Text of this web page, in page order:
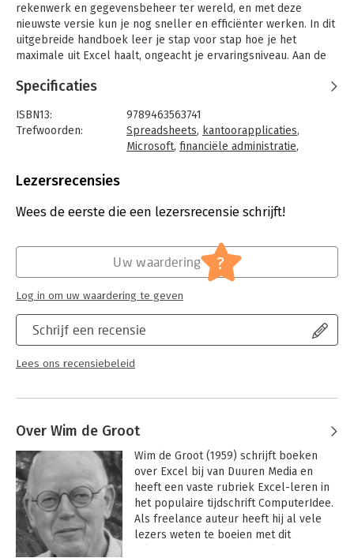
rekenwerk en gegevensbeheer ter wereld, en met deze
nieuwste versie kun je nog sneller en efficiënter werken. In dit
uitgebreide handboek leer je stap voor stap hoe je het
maximale uit Excel haalt, ongeacht je ervaringsniveau. Aan de
hoe je met minimale inspanning gegevens kunt beheren,
kunt maken.
Bijna de helft van het boek is gewijd aan de dertig meest
met de krachtige rekentools. Daarnaast leer je hoe je
afdrukken. Speciale aandacht gaat uit naar voorwaardelijke
wie nog sneller wil werken, biedt het boek handige
Met de gratis te downloaden oefenbestanden kun je je
vaardigheden verder ontwikkelen. Dit boek biedt alle tools om
je Excel-vaardigheden te verbeteren.
Specificaties
ISBN13:
9789463563741
Trefwoorden:
Spreadsheets, kantoorapplicaties,
Microsoft, financiële administratie,
Taal:
Aantal pagina's:
448
Verschijningsdatum:
29-1-2025
Hoofdrubriek:
Serie:
Handboek
Lezersrecensies
Wees de eerste die een lezersrecensie schrijft!
Schrijf een recensie
Lees ons recensiebeleid
Uw waardering ?
Log in om uw waardering te geven
Over Wim de Groot
Wim de Groot (1959) schrijft boeken
over Excel bij van Duuren Media en
heeft een vaste rubriek Excel-leren in
het populaire tijdschrift ComputerIdee.
Als freelance auteur heeft hij al vele
lezers weten te boeien met dit